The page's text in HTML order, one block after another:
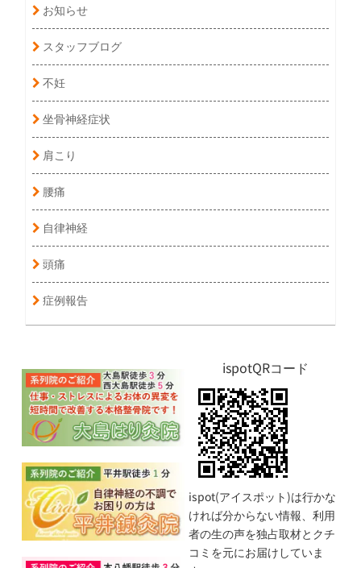
お知らせ
スタッフブログ
不妊
坐骨神経症状
肩こり
腰痛
自律神経
頭痛
症例報告
ispotQRコード
ispot(アイスポット)は行かな
ければ分からない情報、利用
者の生の声を独占取材とクチ
コミを元にお届けしていま